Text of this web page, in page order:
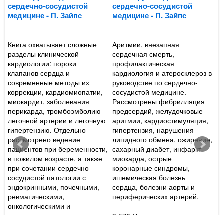
сердечно-сосудистой
медицине - П. Зайпс
Книга охватывает сложные
разделы клинической
кардиологии: пороки
клапанов сердца и
современные методы их
коррекции, кардиомиопатии,
миокардит, заболевания
перикарда, тромбоэмболию
легочной артерии и легочную
гипертензию. Отдельно
рассмотрено ведение
пациентов при беременности,
в пожилом возрасте, а также
при сочетании сердечно-
сосудистой патологии с
эндокринными, почечными,
ревматическими,
онкологическими и
сердечно-сосудистой
медицине - П. Зайпс
Аритмии, внезапная
сердечная смерть,
профилактическая
кардиология и атеросклероз в
руководстве по сердечно-
сосудистой медицине.
Рассмотрены фибрилляция
предсердий, желудочковые
аритмии, кардиостимуляция,
гипертензия, нарушения
липидного обмена, ожирение,
сахарный диабет, инфаркт
миокарда, острые
коронарные синдромы,
ишемическая болезнь
сердца, болезни аорты и
периферических артерий.